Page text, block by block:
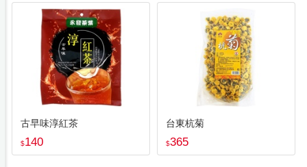
古早味淳紅茶
$140
台東杭菊
$365